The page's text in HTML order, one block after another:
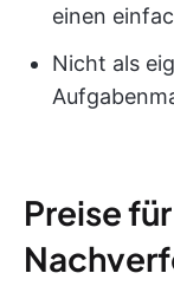
einen
Nicht als
Preise